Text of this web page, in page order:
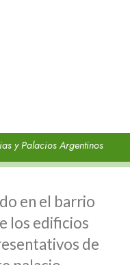
y Palacios Argentinos
en el barrio
los edificios
de